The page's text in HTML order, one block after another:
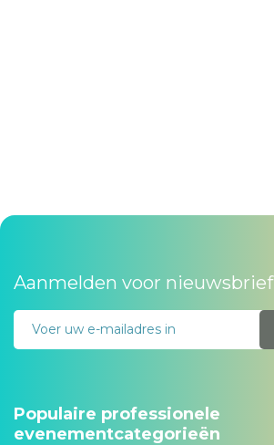
Aanmelden voor nieuwsbrief
Populaire professionele
evenementcategorieën